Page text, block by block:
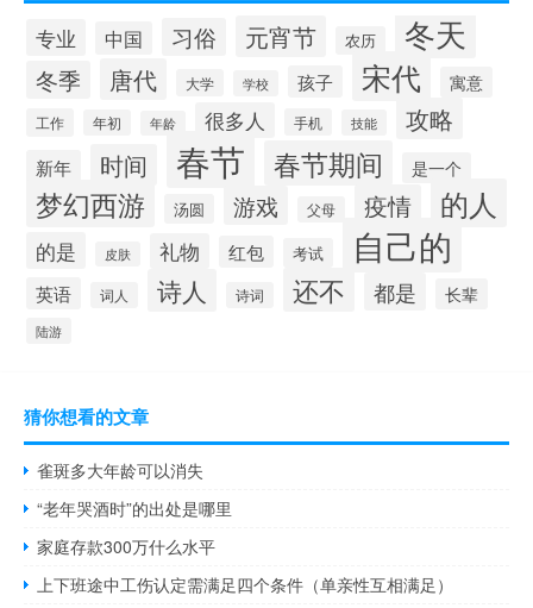
专业 中国 习俗 元宵节 农历 冬天
冬季 唐代 大学 学校 孩子 宋代 寓意
工作 年初 年龄 很多人 手机 技能 攻略
新年 时间 春节 春节期间 是一个
梦幻西游 汤圆 游戏 父母 疫情 的人
的是 皮肤 礼物 红包 考试 自己的
英语 词人 诗人 诗词 还不 都是 长辈
陆游
猜你想看的文章
雀斑多大年龄可以消失
“老年哭酒时”的出处是哪里
家庭存款300万什么水平
上下班途中工伤认定需满足四个条件（单亲性互相满足）